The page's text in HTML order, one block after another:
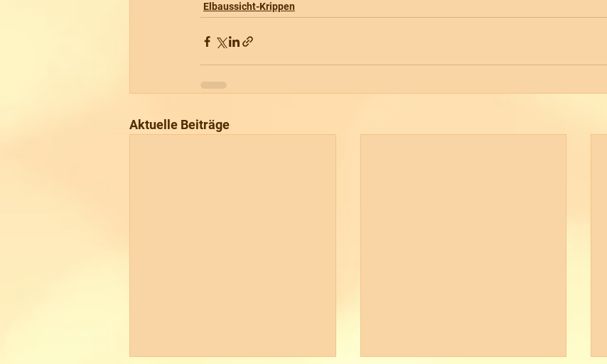
Elbaussicht-Krippen
Aktuelle Beiträge